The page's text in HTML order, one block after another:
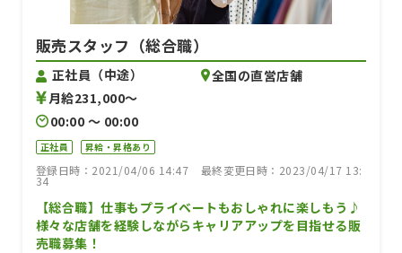
販売スタッフ（総合職）
正社員（中途）
月給231,000〜
00:00 〜 00:00
全国の直営店舗
正社員 昇給・昇格あり
登録日時：2021/04/06 14:47 最終変更日時：2023/04/17 13:
34
【総合職】仕事もプライベートもおしゃれに楽しもう♪
様々な店舗を経験しながらキャリアアップを目指せる販
売職募集！